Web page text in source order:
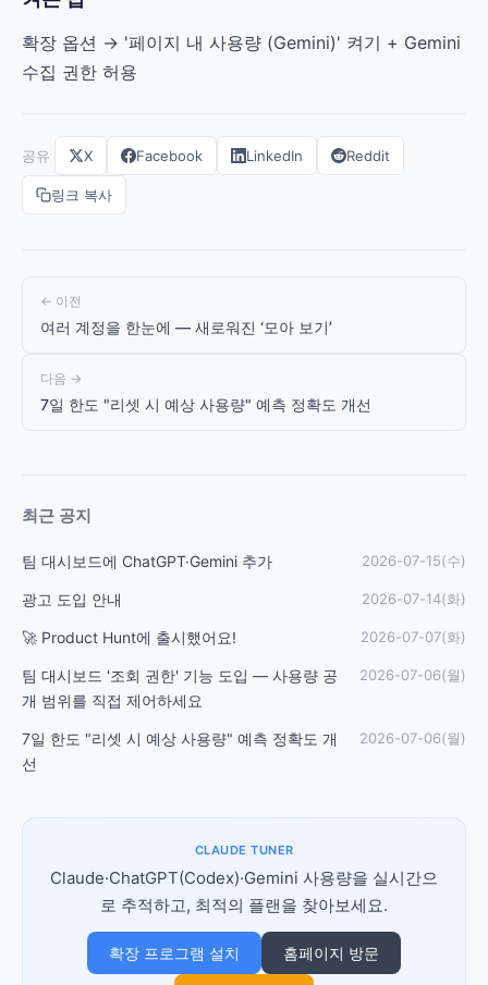
확장 옵션 → '페이지 내 사용량 (Gemini)' 켜기 + Gemini
수집 권한 허용
공유 X Facebook LinkedIn Reddit
링크 복사
← 이전
여러 계정을 한눈에 — 새로워진 ‘모아 보기’
다음 →
7일 한도 "리셋 시 예상 사용량" 예측 정확도 개선
최근 공지
팀 대시보드에 ChatGPT·Gemini 추가 2026-07-15(수)
광고 도입 안내 2026-07-14(화)
🚀 Product Hunt에 출시했어요! 2026-07-07(화)
팀 대시보드 '조회 권한' 기능 도입 — 사용량 공
개 범위를 직접 제어하세요
2026-07-06(월)
7일 한도 "리셋 시 예상 사용량" 예측 정확도 개
선
2026-07-06(월)
CLAUDE TUNER
Claude·ChatGPT(Codex)·Gemini 사용량을 실시간으
로 추적하고, 최적의 플랜을 찾아보세요.
확장 프로그램 설치 홈페이지 방문